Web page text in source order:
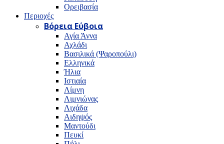
Ορειβασία
Περιοχές
Βόρεια Εύβοια
Αγία Άννα
Αχλάδι
Βασιλικά (Ψαροπούλι)
Ελληνικά
Ήλια
Ιστιαία
Λίμνη
Λιμνιώνας
Λιχάδα
Αιδηψός
Μαντούδι
Πευκί